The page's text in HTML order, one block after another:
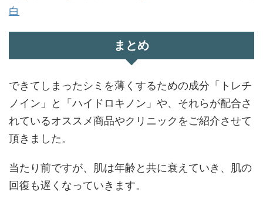
白
まとめ
できてしまったシミを薄くするための成分「トレチ
ノイン」と「ハイドロキノン」や、それらが配合さ
れているオススメ商品やクリニックをご紹介させて
頂きました。
当たり前ですが、肌は年齢と共に衰えていき、肌の
回復も遅くなっていきます。